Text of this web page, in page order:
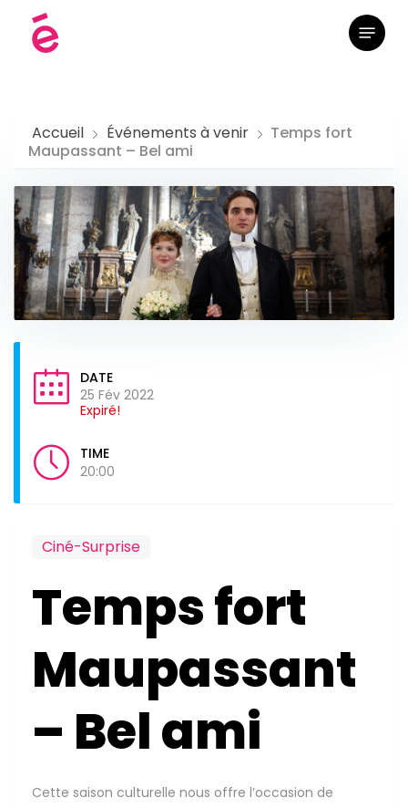
Menu
Accueil Événements à venir
Temps fort
Maupassant – Bel ami
DATE
25 Fév 2022
Expiré!
TIME
20:00
Ciné-Surprise
Temps fort
Maupassant
– Bel ami
Cette saison culturelle nous offre l’occasion de